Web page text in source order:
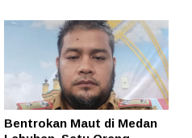
Bentrokan Maut di Medan